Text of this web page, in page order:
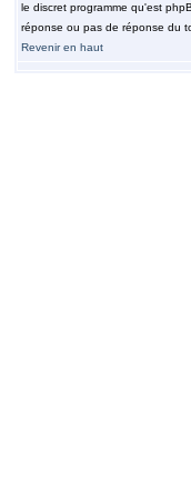
le discret programme qu'est
réponse ou pas de réponse du
Revenir en haut